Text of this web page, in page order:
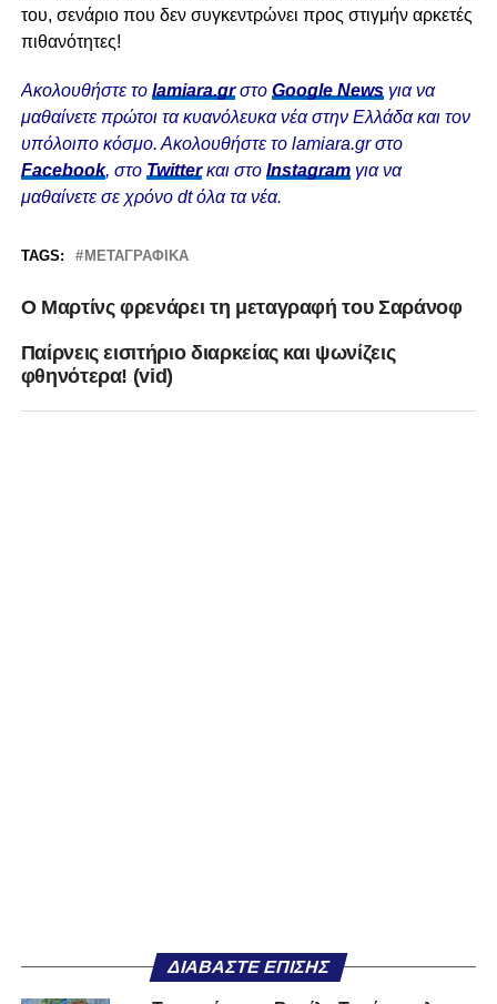
του, σενάριο που δεν συγκεντρώνει προς στιγμήν αρκετές
πιθανότητες!
Ακολουθήστε το lamiara.grστο Google Newsγια να
μαθαίνετε πρώτοι τα κυανόλευκα νέα στην Ελλάδα και τον
υπόλοιπο κόσμο. Ακολουθήστε το lamiara.gr στο
Facebook, στο Twitterκαι στο Instagram για να
μαθαίνετε σε χρόνο dt όλα τα νέα.
TAGS: ΜΕΤΑΓΡΑΦΙΚΆ
Ο Μαρτίνς φρενάρει τη μεταγραφή του Σαράνοφ
Παίρνεις εισιτήριο διαρκείας και ψωνίζεις
φθηνότερα! (vid)
ΔΙΑΒΆΣΤΕ ΕΠΊΣΗΣ